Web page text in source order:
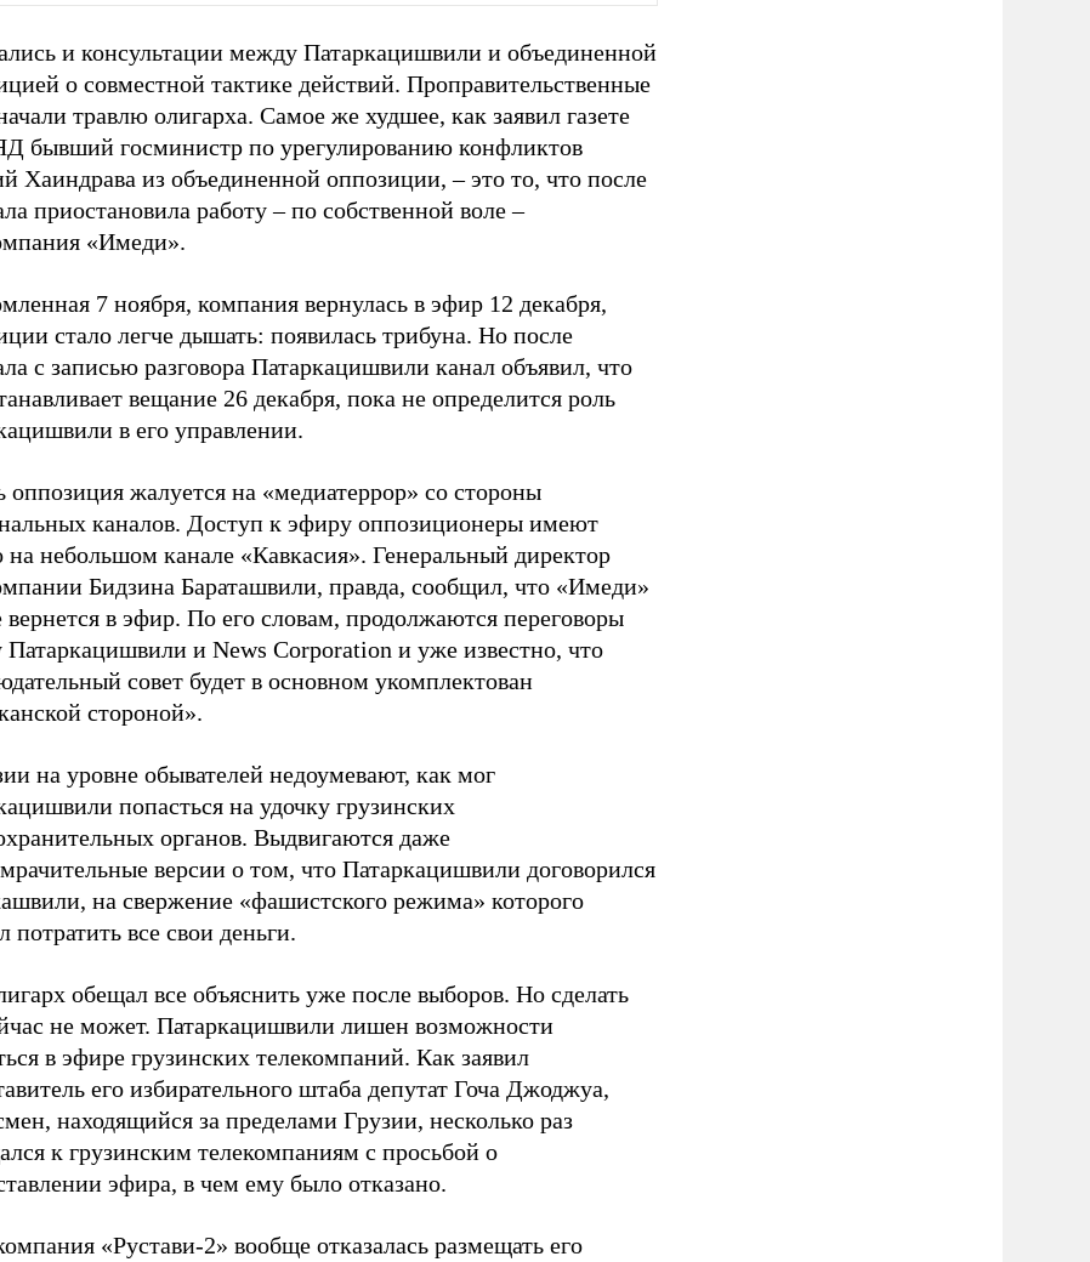
и консультации между Патаркацишвили и объединенной
о совместной тактике действий. Проправительственные
травлю олигарха. Самое же худшее, как заявил газете
бывший госминистр по урегулированию конфликтов
Хаиндрава из объединенной оппозиции, – это то, что после
приостановила работу – по собственной воле –
«Имеди».
7 ноября, компания вернулась в эфир 12 декабря,
стало легче дышать: появилась трибуна. Но после
с записью разговора Патаркацишвили канал объявил, что
вещание 26 декабря, пока не определится роль
в его управлении.
оппозиция жалуется на «медиатеррор» со стороны
каналов. Доступ к эфиру оппозиционеры имеют
на небольшом канале «Кавкасия». Генеральный директор
Бидзина Бараташвили, правда, сообщил, что «Имеди»
вернется в эфир. По его словам, продолжаются переговоры
и News Corporation и уже известно, что
совет будет в основном укомплектован
стороной».
на уровне обывателей недоумевают, как мог
попасться на удочку грузинских
органов. Выдвигаются даже
версии о том, что Патаркацишвили договорился
на свержение «фашистского режима» которого
потратить все свои деньги.
обещал все объяснить уже после выборов. Но сделать
не может. Патаркацишвили лишен возможности
в эфире грузинских телекомпаний. Как заявил
его избирательного штаба депутат Гоча Джоджуа,
находящийся за пределами Грузии, несколько раз
к грузинским телекомпаниям с просьбой о
эфира, в чем ему было отказано.
«Рустави-2» вообще отказалась размещать его